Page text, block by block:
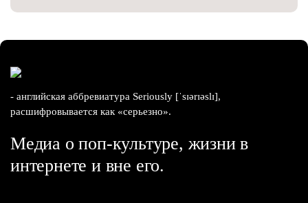
- английская аббревиатура Seriously [ˈsɪərɪəslɪ],
расшифровывается как «серьезно».
Медиа о поп-культуре, жизни в
интернете и вне его.